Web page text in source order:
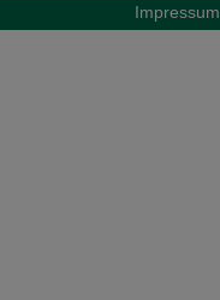
Impressum